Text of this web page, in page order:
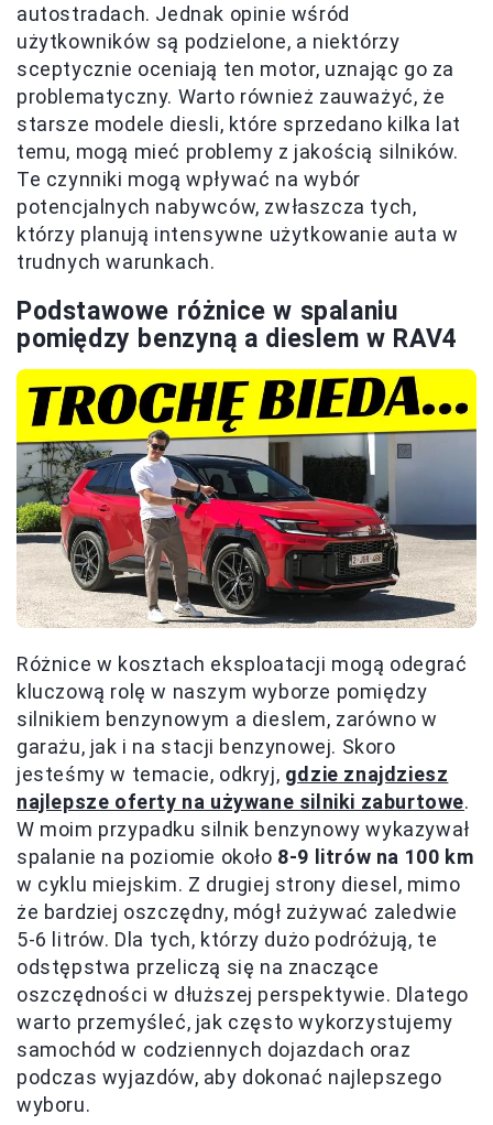
autostradach. Jednak opinie wśród
użytkowników są podzielone, a niektórzy
sceptycznie oceniają ten motor, uznając go za
problematyczny. Warto również zauważyć, że
starsze modele diesli, które sprzedano kilka lat
temu, mogą mieć problemy z jakością silników.
Te czynniki mogą wpływać na wybór
potencjalnych nabywców, zwłaszcza tych,
którzy planują intensywne użytkowanie auta w
trudnych warunkach.
Podstawowe różnice w spalaniu
pomiędzy benzyną a dieslem w RAV4
Różnice w kosztach eksploatacji mogą odegrać
kluczową rolę w naszym wyborze pomiędzy
silnikiem benzynowym a dieslem, zarówno w
garażu, jak i na stacji benzynowej. Skoro
jesteśmy w temacie, odkryj, gdzie znajdziesz
najlepsze oferty na używane silniki zaburtowe.
W moim przypadku silnik benzynowy wykazywał
spalanie na poziomie około 8-9 litrów na 100 km
w cyklu miejskim. Z drugiej strony diesel, mimo
że bardziej oszczędny, mógł zużywać zaledwie
5-6 litrów. Dla tych, którzy dużo podróżują, te
odstępstwa przeliczą się na znaczące
oszczędności w dłuższej perspektywie. Dlatego
warto przemyśleć, jak często wykorzystujemy
samochód w codziennych dojazdach oraz
podczas wyjazdów, aby dokonać najlepszego
wyboru.